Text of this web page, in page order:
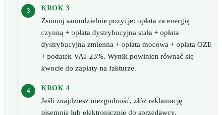
KROK 3
Zsumuj samodzielnie pozycje: opłata za energię
czynną + opłata dystrybucyjna stała + opłata
dystrybucyjna zmienna + opłata mocowa + opłata OZE
+ podatek VAT 23%. Wynik powinien równać się
kwocie do zapłaty na fakturze.
KROK 4
Jeśli znajdziesz niezgodność, złóż reklamację
pisemnie lub elektronicznie do sprzedawcy.